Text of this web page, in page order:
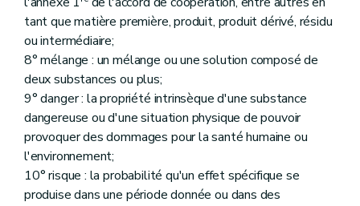
Annexe
Annexe
Annexe
Annexe
Annexe
Annexe
Annexe
Annexe
Annexe
Annexe
Annexe
Annexe
Annexe
tant que matière première, produit, produit dérivé, résidu
ou intermédiaire;
8° mélange : un mélange ou une solution composé de
deux substances ou plus;
9° danger : la propriété intrinsèque d'une substance
dangereuse ou d'une situation physique de pouvoir
provoquer des dommages pour la santé humaine ou
l'environnement;
10° risque : la probabilité qu'un effet spécifique se
produise dans une période donnée ou dans des